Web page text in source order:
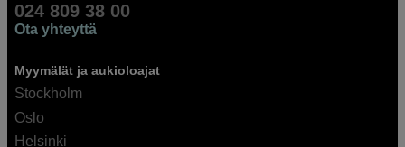
024 809 38 00
Ota yhteyttä
Myymälät ja aukioloajat
Stockholm
Oslo
Helsinki